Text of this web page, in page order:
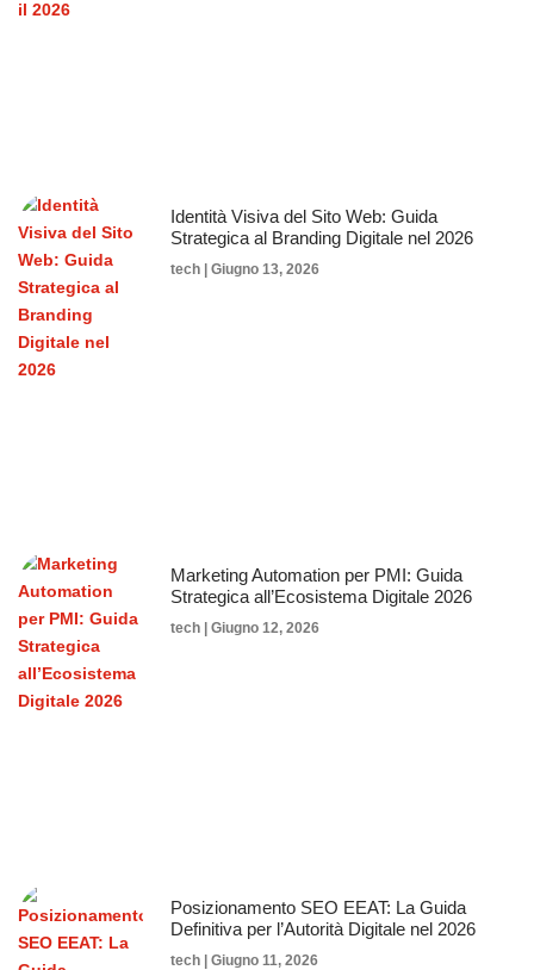
Identità Visiva del Sito Web: Guida
Strategica al Branding Digitale nel 2026
tech Giugno 13, 2026
Marketing Automation per PMI: Guida
Strategica all’Ecosistema Digitale 2026
tech Giugno 12, 2026
Posizionamento SEO EEAT: La Guida
Definitiva per l’Autorità Digitale nel 2026
tech Giugno 11, 2026